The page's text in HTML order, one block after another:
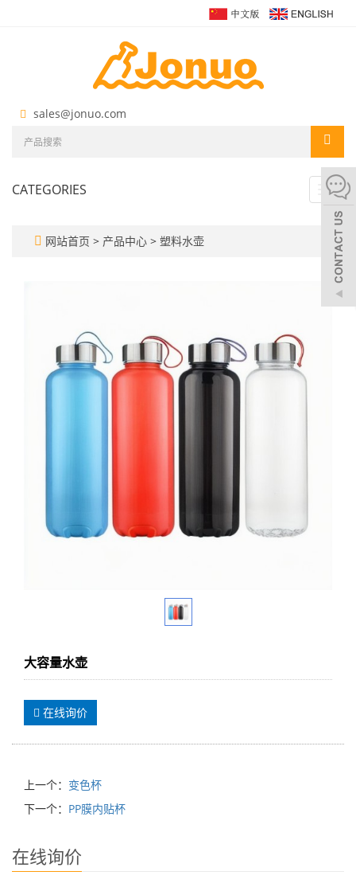
sales@jonuo.com
CATEGORIES
网站首页 > 产品中心 > 塑料水壶
大容量水壶
在线询价
上一个： 变色杯
下一个： PP膜内贴杯
在线询价